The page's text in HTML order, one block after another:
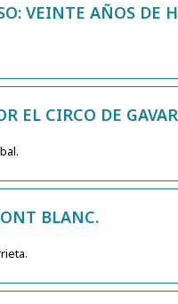
VEINTE AÑOS DE
EL CIRCO DE
BLANC.